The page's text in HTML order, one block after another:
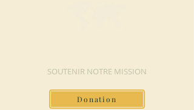
SOUTENIR NOTRE MISSION
Donation